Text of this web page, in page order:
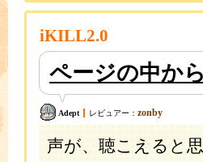
iKILL2.0
ページの中か
レビュアー： zonby
Adept
声が、聴こえると